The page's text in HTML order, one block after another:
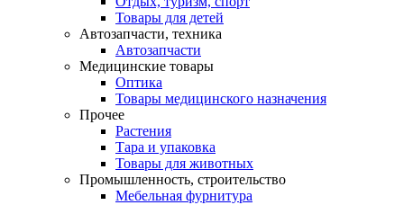
Товары для детей
Автозапчасти, техника
Автозапчасти
Медицинские товары
Оптика
Товары медицинского назначения
Прочее
Растения
Тара и упаковка
Товары для животных
Промышленность, строительство
Мебельная фурнитура